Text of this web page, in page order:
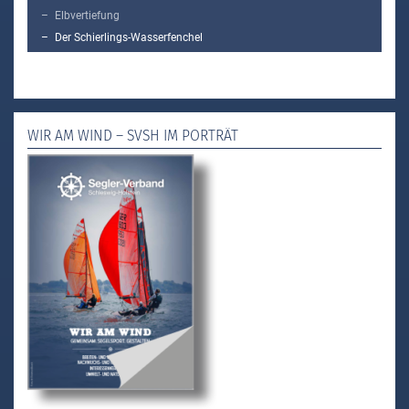
Elbvertiefung
Der Schierlings-Wasserfenchel
WIR AM WIND – SVSH IM PORTRÄT